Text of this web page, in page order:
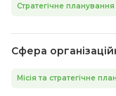
Стратегічне планування
Сфера
Місія та стратегічне